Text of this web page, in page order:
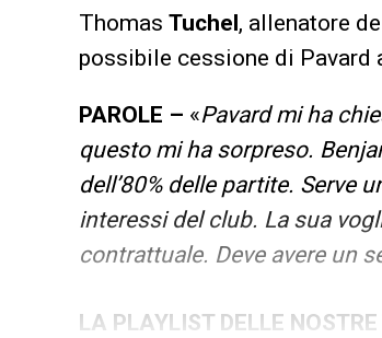
Thomas Tuchel, allenatore
possibile cessione di Pavard
PAROLE – «Pavard mi ha
questo mi ha sorpreso.
dell’80% delle partite. Serve
interessi del club. La sua
contrattuale. Deve avere un
LA PLAYLIST DELLE